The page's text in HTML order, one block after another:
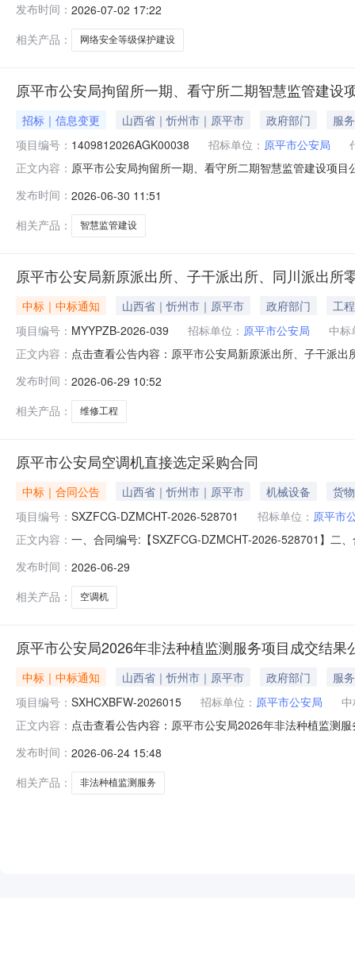
887500（元）88.722.废标结果:序号标项名称废标理由
保护建设项目原
发布时间： 2026-07-02 17:22
相关产品：
网络安全等级保护建设
原平市公安局拘留所一期、看守所二期智慧监管建设
招标｜信息变更 山西省｜忻州市｜原平市 政府部门
服务
项目编号： 1409812026AGK00038 招标单位： 原平市公安局
正文内容： 原平市公安局拘留所一期、看守所二期智慧监管建设项
年7月13日09:30分（北京时间）开标时间：2026年7月
发布时间： 2026-06-30 11:51
相关产品：
智慧监管建设
原平市公安局新原派出所、子干派出所、同川派出所
中标｜中标通知 山西省｜忻州市｜原平市 政府部门
工程
项目编号： MYYPZB-2026-039 招标单位： 原平市公安局
中标
正文内容： 点击查看公告内容：原平市公安局新原派出所、子干派
发布时间： 2026-06-29 10:52
相关产品：
维修工程
原平市公安局空调机直接选定采购合同
中标｜合同公告 山西省｜忻州市｜原平市 机械设备
货物
项目编号： SXZFCG-DZMCHT-2026-528701 招标单位： 原平市
正文内容： 一、合同编号:【SXZFCG-DZMCHT-2026-528701】二
井南三巷华城小区商铺1039号联系人：韩晓文六、合同
规
发布时间： 2026-06-29
相关产品：
空调机
原平市公安局2026年非法种植监测服务项目成交结果
中标｜中标通知 山西省｜忻州市｜原平市 政府部门
服务
项目编号： SXHCXBFW-2026015 招标单位： 原平市公安局
正文内容： 点击查看公告内容：原平市公安局2026年非法种植监测
发布时间： 2026-06-24 15:48
相关产品：
非法种植监测服务